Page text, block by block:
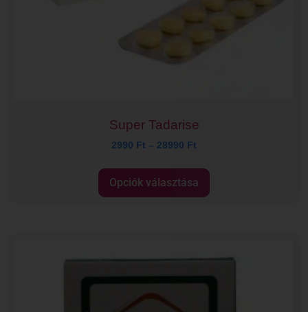
Super Tadarise
2990 Ft – 28990 Ft
Opciók választása